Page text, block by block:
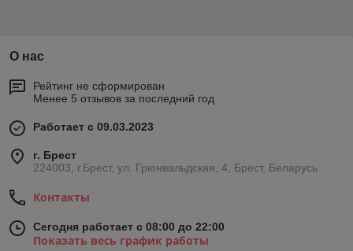
О нас
Рейтинг не сформирован
Менее 5 отзывов за последний год
Работает с 09.03.2023
г. Брест
224003, г.Брест, ул. Грюнвальдская, 4, Брест, Беларусь
Контакты
Сегодня работает с 08:00 до 22:00
Показать весь график работы